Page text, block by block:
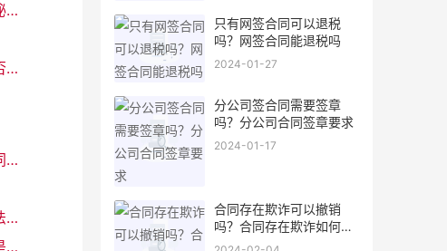
举报买卖合同有效吗？买卖合同能否有效？揭秘真相！
买农村房子合同生效吗？农村房屋买卖合同是否有效？
招聘志愿者要签合同吗？志愿者招募需签订合同吗
明知是虚假合同违法吗？虚假合同明知违法，法律禁止行为
明星签订阴阳合同违法吗？明星签订阴阳合同是否违法？
只有网签合同可以退税
吗？网签合同能退税吗
2024-01-27
分公司签合同需要签章
吗？分公司合同签章要求
2024-01-17
合同存在欺诈可以撤销
吗？合同存在欺诈如何撤
销